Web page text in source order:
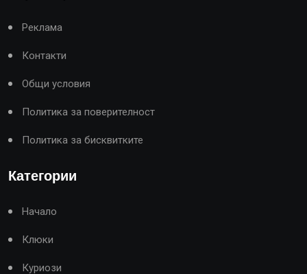
Реклама
Контакти
Общи условия
Политика за поверителност
Политика за бисквитките
Категории
Начало
Клюки
Куриози